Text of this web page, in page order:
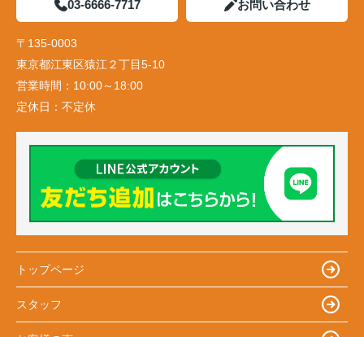
03-6666-7717 お問い合わせ
〒135-0003
東京都江東区猿江２丁目5-10
営業時間： 10:00～18:00
定休日： 不定休
トップページ
スタッフ